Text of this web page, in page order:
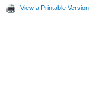
View a Printable Version